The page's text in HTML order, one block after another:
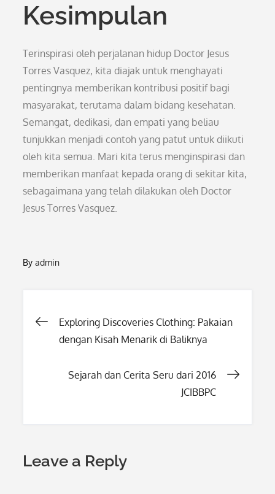
Kesimpulan
Terinspirasi oleh perjalanan hidup Doctor Jesus
Torres Vasquez, kita diajak untuk menghayati
pentingnya memberikan kontribusi positif bagi
masyarakat, terutama dalam bidang kesehatan.
Semangat, dedikasi, dan empati yang beliau
tunjukkan menjadi contoh yang patut untuk diikuti
oleh kita semua. Mari kita terus menginspirasi dan
memberikan manfaat kepada orang di sekitar kita,
sebagaimana yang telah dilakukan oleh Doctor
Jesus Torres Vasquez.
Byadmin
Post
Exploring Discoveries Clothing: Pakaian
dengan Kisah Menarik di Baliknya
Sejarah dan Cerita Seru dari 2016
JCIBBPC
Leave a Reply